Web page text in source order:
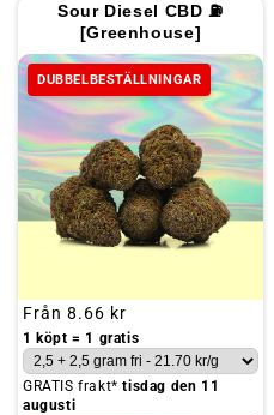
Sour Diesel CBD ⛽
[Greenhouse]
DUBBELBESTÄLLNINGAR
Ordinarie
pris
Från 8.66 kr
1 köpt = 1 gratis
GRATIS frakt*tisdag den 11
augusti